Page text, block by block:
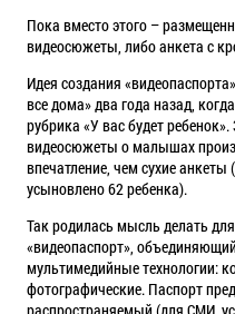
Пока вместо этого –
видеосюжеты, либо анкета с
Идея создания
все дома» два года назад,
рубрика «У вас будет
видеосюжеты о малышах
впечатление, чем сухие
усыновлено 62 ребенка).
Так родилась мысль делать
«видеопаспорт»,
мультимедийные технологии:
фотографические. Паспорт